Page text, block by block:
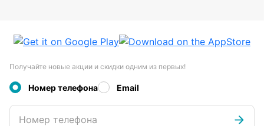
Получайте новые акции и скидки одним из первых!
Номер телефона Email
Номер телефона